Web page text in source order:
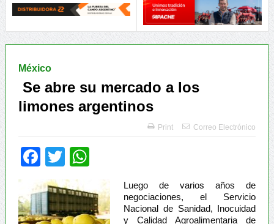
México
Se abre su mercado a los
limones argentinos
Print Correo Electrónico
Facebook
Twitter
Luego de varios años de
negociaciones, el Servicio
Nacional de Sanidad, Inocuidad
y Calidad Agroalimentaria de